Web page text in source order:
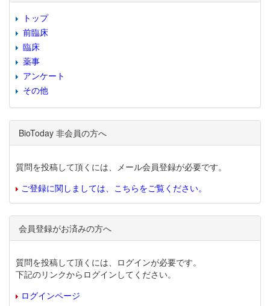
トップ
前臨床
臨床
薬事
アンケート
その他
BioToday 非会員の方へ
質問を投稿して頂くには、メール会員登録が必要です。
ご登録に関しましては、こちらをご覧ください。
会員登録がお済みの方へ
質問を投稿して頂くには、ログインが必要です。
下記のリンクからログインしてください。
ログインページ